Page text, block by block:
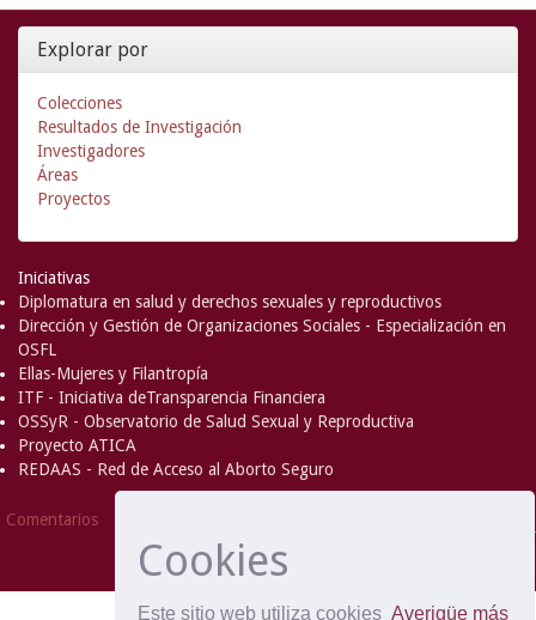
Cookies
Este sitio web utiliza cookies Averigüe más
Explorar por
Colecciones
Resultados de Investigación
Investigadores
Áreas
Proyectos
Iniciativas
Diplomatura en salud y derechos sexuales y reproductivos
Dirección y Gestión de Organizaciones Sociales - Especialización en
OSFL
Ellas-Mujeres y Filantropía
ITF - Iniciativa deTransparencia Financiera
OSSyR - Observatorio de Salud Sexual y Reproductiva
Proyecto ATICA
REDAAS - Red de Acceso al Aborto Seguro
Comentarios
- Extensión mantenida y
optimizado por